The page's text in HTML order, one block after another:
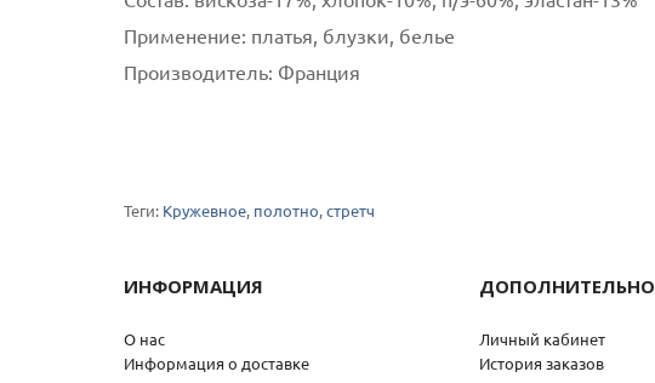
Применение: платья, блузки, белье
Производитель: Франция
Теги: Кружевное, полотно,стретч
ИНФОРМАЦИЯ
О нас
Информация о доставке
ДОПОЛНИТЕЛЬНО
Личный кабинет
История заказов